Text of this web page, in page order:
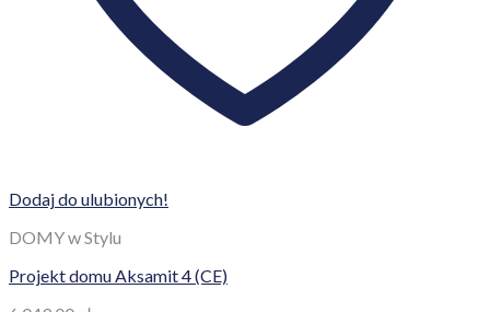
Dodaj do ulubionych!
DOMY w Stylu
Projekt domu Aksamit 4 (CE)